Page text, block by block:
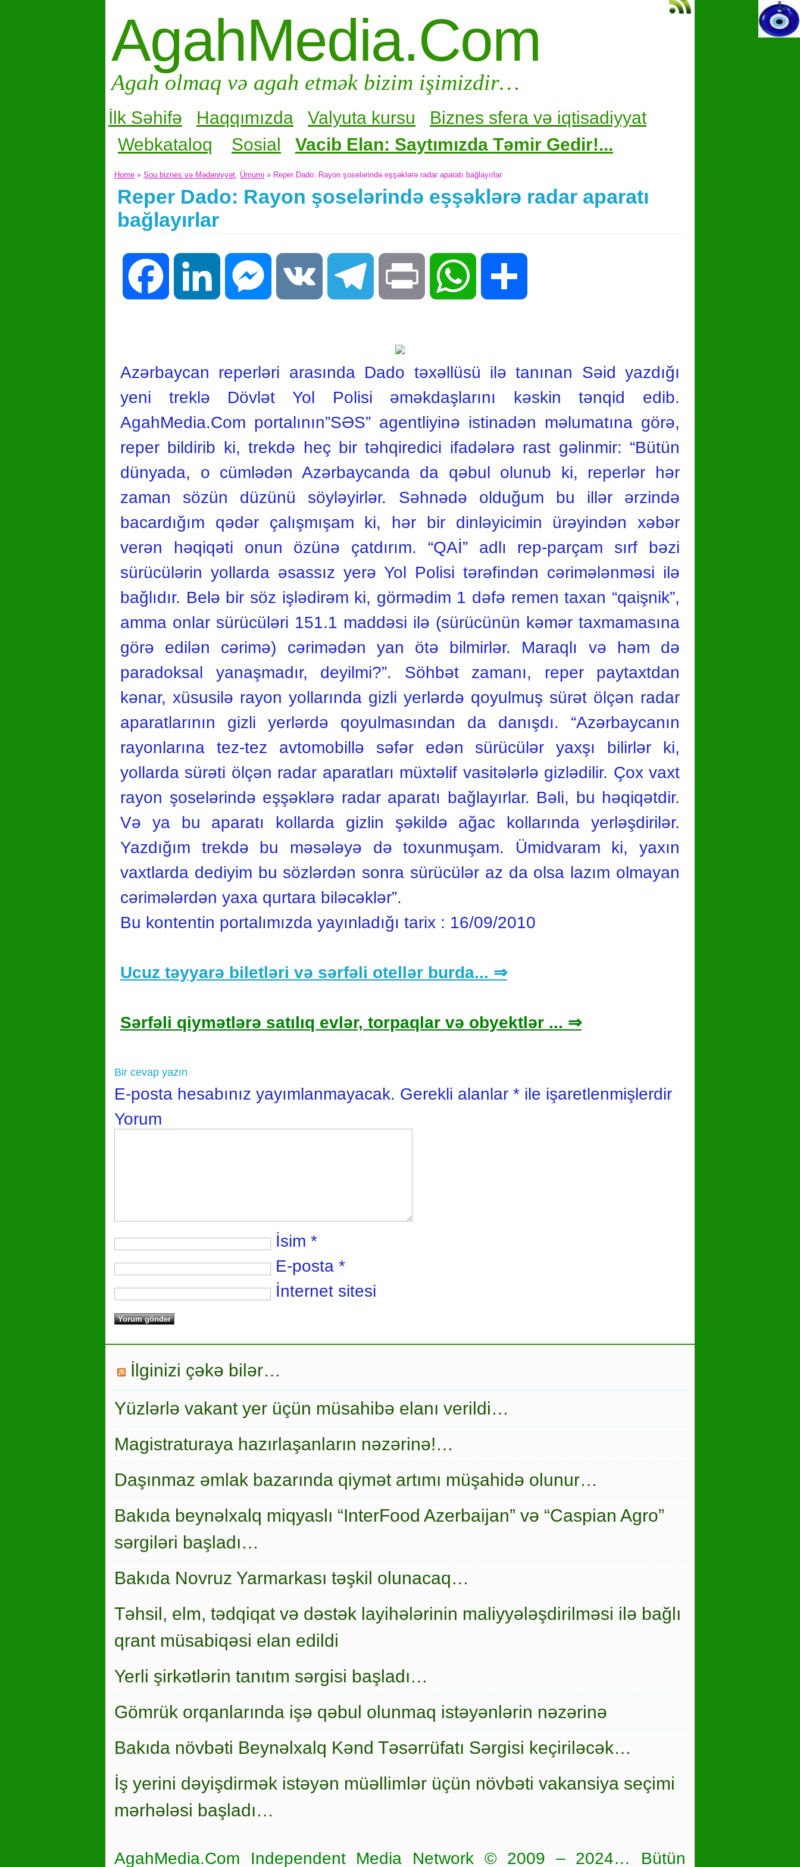
AgahMedia.Com
Agah olmaq və agah etmək bizim işimizdir…
İlk Səhifə Haqqımızda Valyuta kursu Biznes sfera və iqtisadiyyat
Webkataloq
Sosial Vacib Elan: Saytımızda Təmir Gedir!...
Home » Şou biznes və Mədəniyyət Ümumi » Reper Dado: Rayon şoselərində eşşəklərə radar aparatı bağlayırlar
Reper Dado: Rayon şoselərində eşşəklərə radar aparatı
bağlayırlar
Facebook LinkedIn Messenger VK Print WhatsApp
Azərbaycan reperləri arasında Dado təxəllüsü ilə tanınan Səid yazdığı
yeni treklə Dövlət Yol Polisi əməkdaşlarını kəskin tənqid edib.
AgahMedia.Com portalının”SƏS” agentliyinə istinadən məlumatına görə,
reper bildirib ki, trekdə heç bir təhqiredici ifadələrə rast gəlinmir: “Bütün
dünyada, o cümlədən Azərbaycanda da qəbul olunub ki, reperlər hər
zaman sözün düzünü söyləyirlər. Səhnədə olduğum bu illər ərzində
bacardığım qədər çalışmışam ki, hər bir dinləyicimin ürəyindən xəbər
verən həqiqəti onun özünə çatdırım. “QAİ” adlı rep-parçam sırf bəzi
sürücülərin yollarda əsassız yerə Yol Polisi tərəfindən cərimələnməsi ilə
bağlıdır. Belə bir söz işlədirəm ki, görmədim 1 dəfə remen taxan “qaişnik”,
amma onlar sürücüləri 151.1 maddəsi ilə (sürücünün kəmər taxmamasına
görə edilən cərimə) cərimədən yan ötə bilmirlər. Maraqlı və həm də
paradoksal yanaşmadır, deyilmi?”. Söhbət zamanı, reper paytaxtdan
kənar, xüsusilə rayon yollarında gizli yerlərdə qoyulmuş sürət ölçən radar
aparatlarının gizli yerlərdə qoyulmasından da danışdı. “Azərbaycanın
rayonlarına tez-tez avtomobillə səfər edən sürücülər yaxşı bilirlər ki,
yollarda sürəti ölçən radar aparatları müxtəlif vasitələrlə gizlədilir. Çox vaxt
rayon şoselərində eşşəklərə radar aparatı bağlayırlar. Bəli, bu həqiqətdir.
Və ya bu aparatı kollarda gizlin şəkildə ağac kollarında yerləşdirilər.
Yazdığım trekdə bu məsələyə də toxunmuşam. Ümidvaram ki, yaxın
vaxtlarda dediyim bu sözlərdən sonra sürücülər az da olsa lazım olmayan
cərimələrdən yaxa qurtara biləcəklər”.
Bu kontentin portalımızda yayınladığı tarix : 16/09/2010
Ucuz təyyarə biletləri və sərfəli otellər burda... ⇒
Sərfəli qiymətlərə satılıq evlər, torpaqlar və obyektlər ... ⇒
Bir cevap yazın
E-posta hesabınız yayımlanmayacak. Gerekli alanlar * ile işaretlenmişlerdir
Yorum
İsim *
E-posta *
İnternet sitesi
İlginizi çəkə bilər…
Yüzlərlə vakant yer üçün müsahibə elanı verildi…
Magistraturaya hazırlaşanların nəzərinə!…
Daşınmaz əmlak bazarında qiymət artımı müşahidə olunur…
Bakıda beynəlxalq miqyaslı “InterFood Azerbaijan” və “Caspian Agro”
sərgiləri başladı…
Bakıda Novruz Yarmarkası təşkil olunacaq…
Təhsil, elm, tədqiqat və dəstək layihələrinin maliyyələşdirilməsi ilə bağlı
qrant müsabiqəsi elan edildi
Yerli şirkətlərin tanıtım sərgisi başladı…
Gömrük orqanlarında işə qəbul olunmaq istəyənlərin nəzərinə
Bakıda növbəti Beynəlxalq Kənd Təsərrüfatı Sərgisi keçiriləcək…
İş yerini dəyişdirmək istəyən müəllimlər üçün növbəti vakansiya seçimi
mərhələsi başladı…
AgahMedia.Com Independent Media Network © 2009 – 2024… Bütün